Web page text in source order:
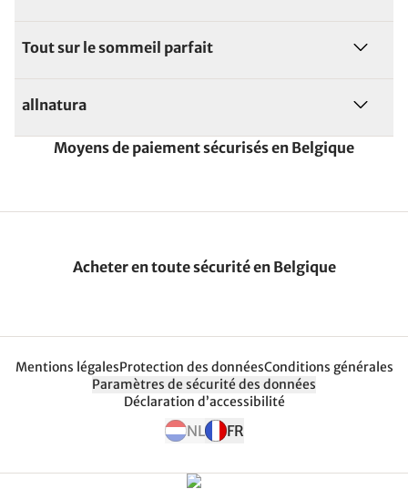
Tout sur le sommeil parfait
allnatura
Moyens de paiement sécurisés en Belgique
Acheter en toute sécurité en Belgique
Mentions légalesProtection des donnéesConditions générales
Paramètres de sécurité des données
Déclaration d’accessibilité
NL FR